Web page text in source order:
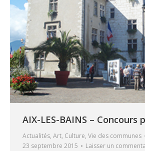
AIX-LES-BAINS – Concours
Actualités, Art, Culture, Vie des communes
23 septembre 2015
Laisser un